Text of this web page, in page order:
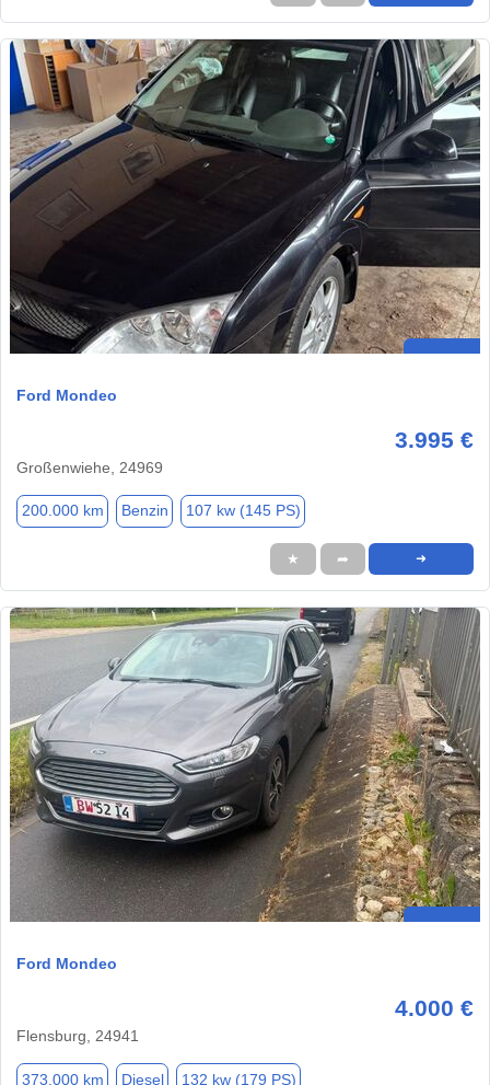
Ford Mondeo
3.995 €
Großenwiehe, 24969
200.000 km Benzin 107 kw (145 PS)
★ ➦ ➜
Ford Mondeo
4.000 €
Flensburg, 24941
373.000 km Diesel 132 kw (179 PS)